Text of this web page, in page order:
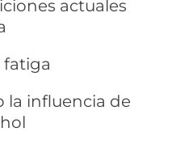
actuales
fatiga
la influencia de